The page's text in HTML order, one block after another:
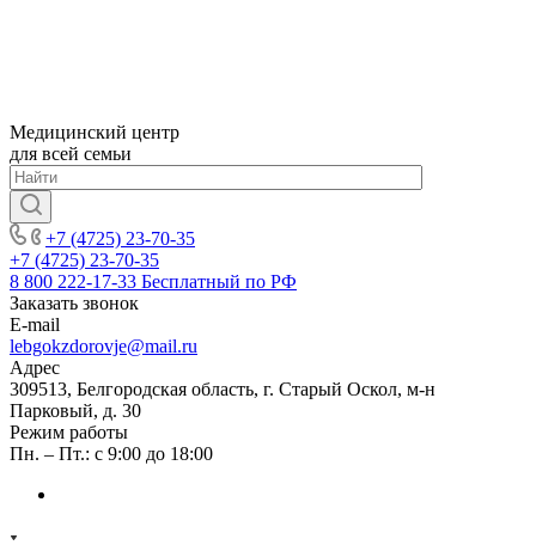
Медицинский центр
для всей семьи
+7 (4725) 23-70-35
+7 (4725) 23-70-35
8 800 222-17-33 Бесплатный по РФ
Заказать звонок
E-mail
lebgokzdorovje@mail.ru
Адрес
309513, Белгородская область, г. Старый Оскол, м-н
Парковый, д. 30
Режим работы
Пн. – Пт.: с 9:00 до 18:00